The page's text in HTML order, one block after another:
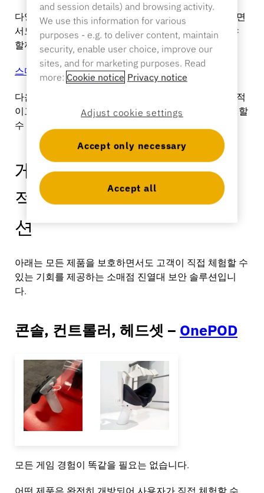
다양한 고부가가치 제품에 걸쳐 체험형 경험을 제공하면
서도, 동시에 제품을 안전하게 보호하려면 어떻게 해야
할까요?
스마트 액세스가이를 가능하게 합니다.
다음은 게임 관련 상품을 안전하게 보관하면서도 개방적
이고 상호작용이 가능하며 판매 준비가 된 상태로 유지할
수 있도록 고안된 솔루션입니다.
게임 경험을 보호하고 효과
적으로 선보이기 위한 솔루
션
아래는 모든 제품을 보호하면서도 고객이 직접 체험할 수
있는 기회를 제공하는 소매점 진열대 보안 솔루션입니
다.
콘솔, 컨트롤러, 헤드셋 – OnePOD
모든 게임 경험이 똑같을 필요는 없습니다.
어떤 제품은 완전히 개방되어 사용자가 직접 체험할 수
and session details) and browsing activity.
We use this information for various
purposes - e.g. to deliver content, maintain
security, enable user choice, improve our
sites, and for marketing purposes. Read
more: Cookie notice Privacy notice
Adjust cookie settings
Accept only necessary
Accept all